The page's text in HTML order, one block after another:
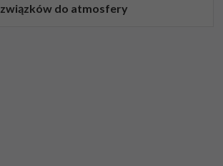
związków do atmosfery